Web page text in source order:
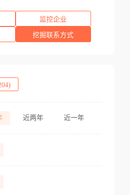
监控企业
挖掘联系方式
近两年 近一年